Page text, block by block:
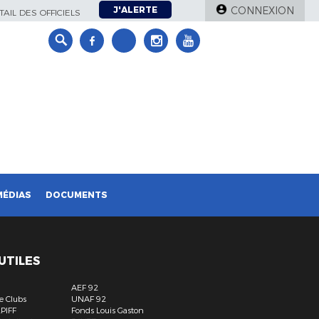
DES OFFICIELS J'ALERTE CONNEXION
DOCUMENTS
Clubs
AEF 92
UNAF 92
Fonds Louis Gaston